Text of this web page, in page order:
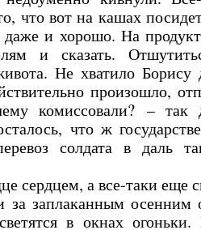
что вот на кашах
и хорошо. На
и сказать.
Не хватило Борису
произошло,
комиссовали? –
что ж
солдата в даль
сердцем, а все-таки еще
заплаканным осенним
в окнах огоньки.